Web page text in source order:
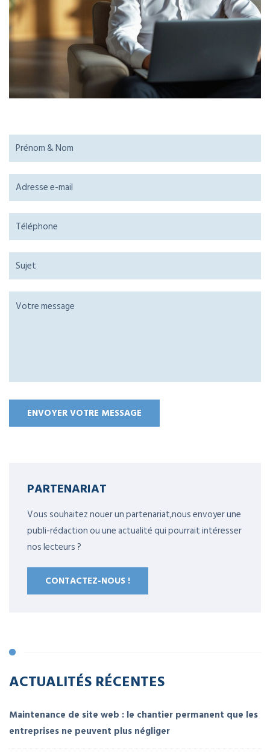
PARTENARIAT
Vous souhaitez nouer un partenariat,nous envoyer une
publi-rédaction ou une actualité qui pourrait intéresser
nos lecteurs ?
CONTACTEZ-NOUS !
ACTUALITÉS RÉCENTES
Maintenance de site web : le chantier permanent que les
entreprises ne peuvent plus négliger